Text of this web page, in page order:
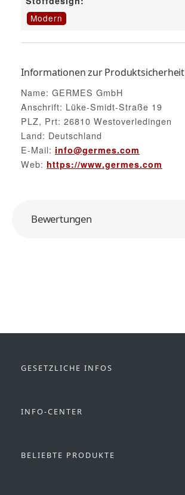
Modern
Informationen zur Produktsicherheit
Name: GERMES GmbH
Anschrift: Lüke-Smidt-Straße 19
PLZ, Prt: 26810 Westoverledingen
Land: Deutschland
E-Mail: info@germes.com
Web: https://www.germes.com
Bewertungen
GESETZLICHE INFOS
INFO-CENTER
BELIEBTE PRODUKTE